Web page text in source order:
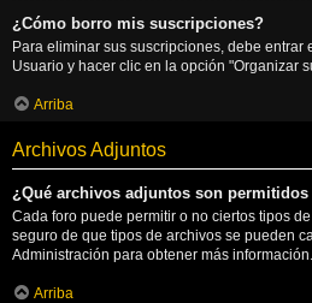
¿Cómo borro mis suscripciones?
Para eliminar sus suscripciones, debe entrar
Usuario y hacer clic en la opción "Organizar
Arriba
Archivos Adjuntos
¿Qué archivos adjuntos son permitidos
Cada foro puede permitir o no ciertos tipos
seguro de que tipos de archivos se pueden
Administración para obtener más información.
Arriba